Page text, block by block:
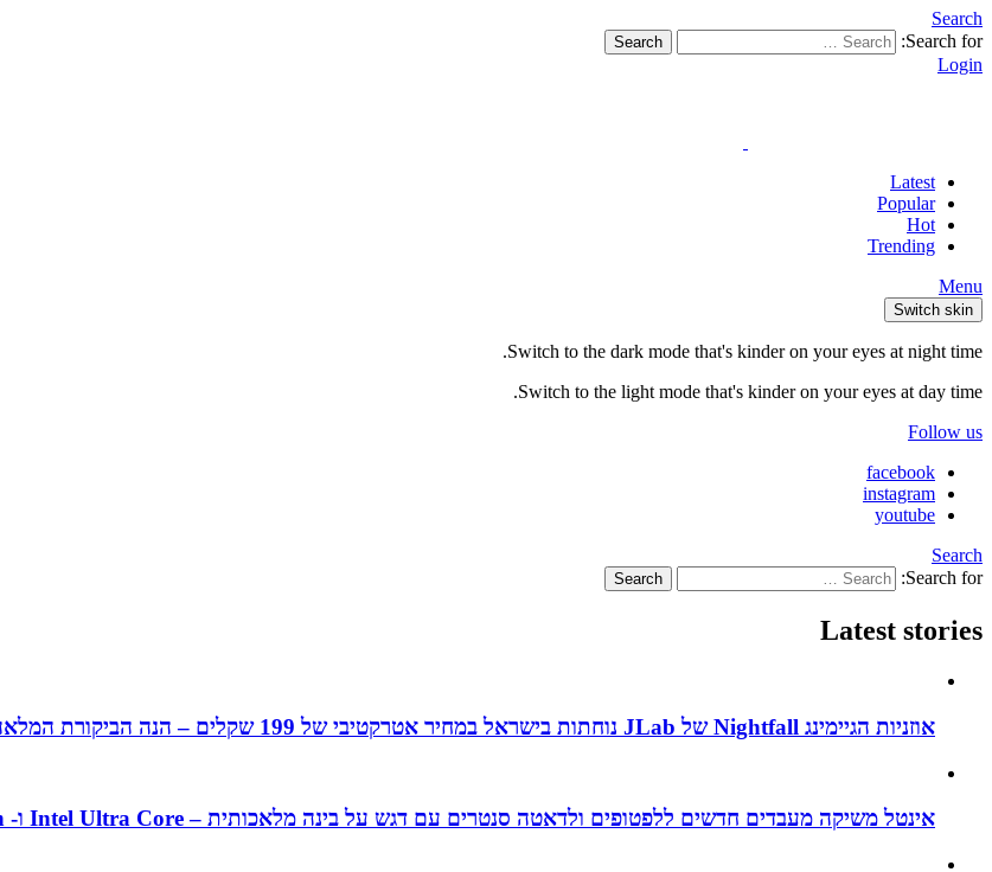
Search
Search for:
Search
Login
Latest
Popular
Hot
Trending
Menu
Switch skin
Switch to the dark mode that's kinder on your eyes at night time.
Switch to the light mode that's kinder on your eyes at day time.
Follow us
facebook
instagram
youtube
Search
Search for:
Search
Latest stories
אוזניות הגיימינג Nightfall של JLab נוחתות בישראל במחיר אטרקטיבי של 199 שקלים – הנה הביקורת המלאה
אינטל משיקה מעבדים חדשים ללפטופים ולדאטה סנטרים עם דגש על בינה מלאכותית – Intel Ultra Core ו- Intel Xeon מהדור ה-5